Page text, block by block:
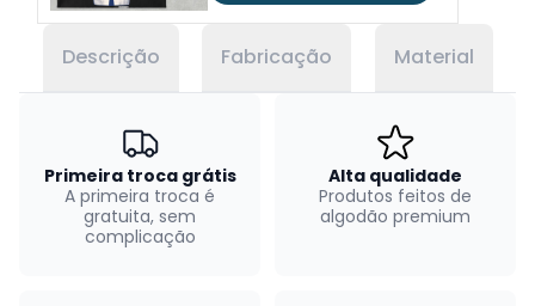
Descrição Fabricação Material
Primeira troca grátis
A primeira troca é
gratuita, sem
complicação
Alta qualidade
Produtos feitos de
algodão premium